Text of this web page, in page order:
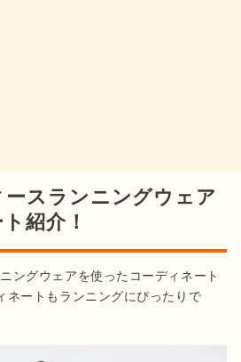
スランニングウェア
紹介！
ングウェアを使ったコーディネート
ネートもランニングにぴったりで